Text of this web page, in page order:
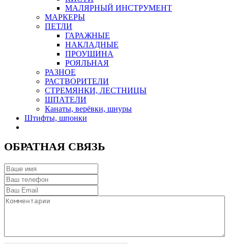
МАЛЯРНЫЙ ИНСТРУМЕНТ
МАРКЕРЫ
ПЕТЛИ
ГАРАЖНЫЕ
НАКЛАДНЫЕ
ПРОУШИНА
РОЯЛЬНАЯ
РАЗНОЕ
РАСТВОРИТЕЛИ
СТРЕМЯНКИ, ЛЕСТНИЦЫ
ШПАТЕЛИ
Канаты, верёвки, шнуры
Штифты, шпонки
ОБРАТНАЯ СВЯЗЬ